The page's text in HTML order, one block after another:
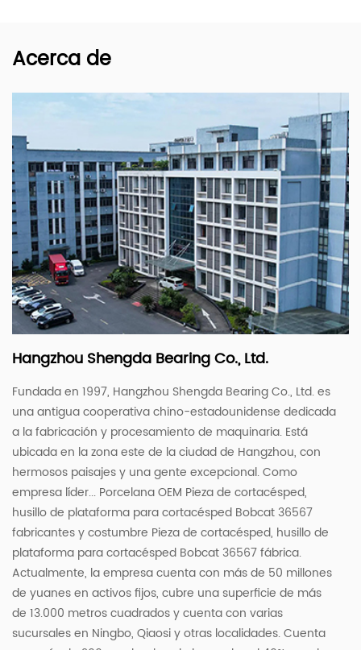
Acerca de
Hangzhou Shengda Bearing Co., Ltd.
Fundada en 1997, Hangzhou Shengda Bearing Co., Ltd. es
una antigua cooperativa chino-estadounidense dedicada
a la fabricación y procesamiento de maquinaria. Está
ubicada en la zona este de la ciudad de Hangzhou, con
hermosos paisajes y una gente excepcional. Como
empresa líder... Porcelana OEM Pieza de cortacésped,
husillo de plataforma para cortacésped Bobcat 36567
fabricantesycostumbre Pieza de cortacésped, husillo de
plataforma para cortacésped Bobcat 36567 fábrica.
Actualmente, la empresa cuenta con más de 50 millones
de yuanes en activos fijos, cubre una superficie de más
de 13.000 metros cuadrados y cuenta con varias
sucursales en Ningbo, Qiaosi y otras localidades. Cuenta